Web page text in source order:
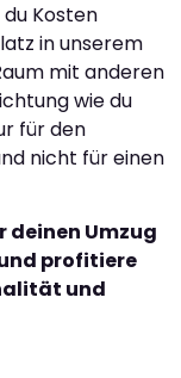
Kosten
in unserem
mit anderen
wie du
für den
nicht für einen
deinen Umzug
profitiere
und